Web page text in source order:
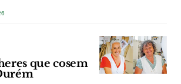
que cosem